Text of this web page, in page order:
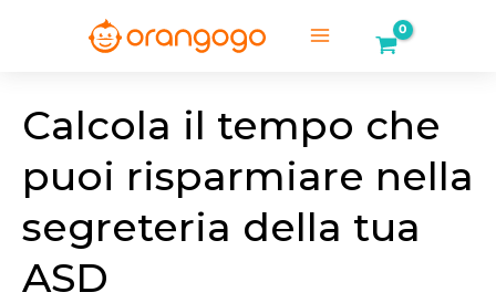
Calcola il tempo che
puoi risparmiare nella
segreteria della tua
ASD